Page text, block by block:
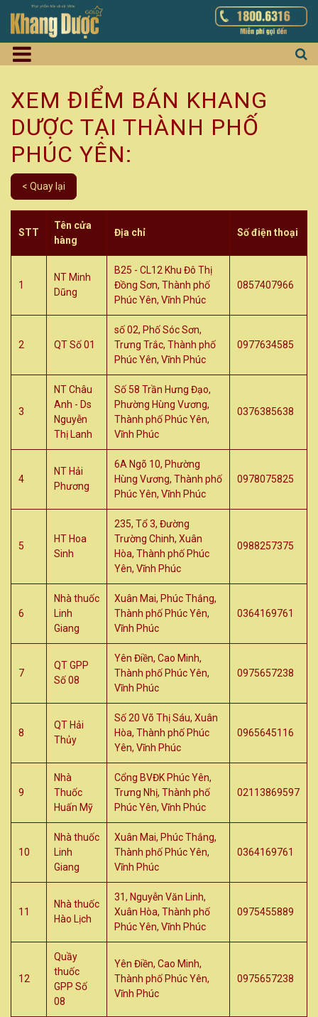
XEM ĐIỂM BÁN KHANG
DƯỢC TẠI THÀNH PHỐ
PHÚC YÊN:
< Quay lại
STT
Tên cửa
hàng
Địa chỉ Số điện thoại
1
NT Minh
Dũng
B25 - CL12 Khu Đô Thị
Đồng Sơn, Thành phố
Phúc Yên, Vĩnh Phúc
0857407966
2 QT Số 01
số 02, Phố Sóc Sơn,
Trưng Trắc, Thành phố
Phúc Yên, Vĩnh Phúc
0977634585
3
NT Châu
Anh - Ds
Nguyễn
Thị Lanh
Số 58 Trần Hưng Đạo,
Phường Hùng Vương,
Thành phố Phúc Yên,
Vĩnh Phúc
0376385638
4
NT Hải
Phương
6A Ngõ 10, Phường
Hùng Vương, Thành phố
Phúc Yên, Vĩnh Phúc
0978075825
5
HT Hoa
Sinh
235, Tổ 3, Đường
Trường Chinh, Xuân
Hòa, Thành phố Phúc
Yên, Vĩnh Phúc
0988257375
6
Nhà thuốc
Linh
Giang
Xuân Mai, Phúc Thắng,
Thành phố Phúc Yên,
Vĩnh Phúc
0364169761
7
QT GPP
Số 08
Yên Điền, Cao Minh,
Thành phố Phúc Yên,
Vĩnh Phúc
0975657238
8
QT Hải
Thủy
Số 20 Võ Thị Sáu, Xuân
Hòa, Thành phố Phúc
Yên, Vĩnh Phúc
0965645116
9
Nhà
Thuốc
Huấn Mỹ
Cổng BVĐK Phúc Yên,
Trưng Nhị, Thành phố
Phúc Yên, Vĩnh Phúc
02113869597
10
Nhà thuốc
Linh
Giang
Xuân Mai, Phúc Thắng,
Thành phố Phúc Yên,
Vĩnh Phúc
0364169761
11
Nhà thuốc
Hào Lịch
31, Nguyễn Văn Linh,
Xuân Hòa, Thành phố
Phúc Yên, Vĩnh Phúc
0975455889
12
Quầy
thuốc
GPP Số
08
Yên Điền, Cao Minh,
Thành phố Phúc Yên,
Vĩnh Phúc
0975657238